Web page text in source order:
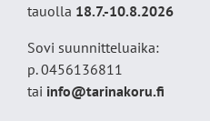
tauolla 18.7.-10.8.2026
Sovi suunnitteluaika:
p. 0456136811
tai info@tarinakoru.fi